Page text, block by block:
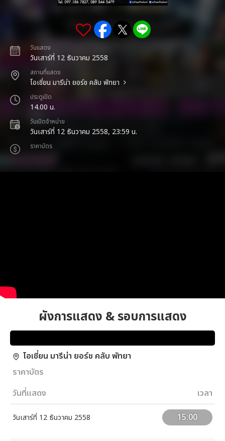
วันแสดง
วันเสาร์ที่ 12 ธันวาคม 2558
สถานที่แสดง
โอเชี่ยน มารีน่า ยอร์ช คลับ พัทยา
ประตูเปิด
14.00 น.
วันเปิดจำหน่าย
วันเสาร์ที่ 12 ธันวาคม 2558, 23:59 น.
ราคาบัตร
ผังการแสดง & รอบการแสดง
โอเชี่ยน มารีน่า ยอร์ช คลับ พัทยา
ราคาบัตร
วันที่แสดง
เวลา
วันเสาร์ที่ 12 ธันวาคม 2558 15:00